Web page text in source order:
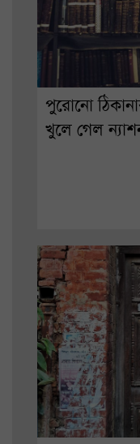
পুরোনো
খুলে গেল